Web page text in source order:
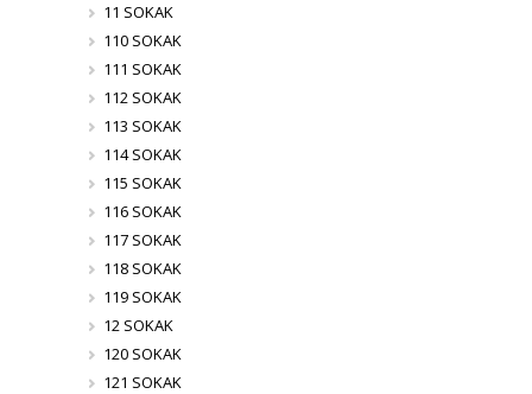
11 SOKAK
110 SOKAK
111 SOKAK
112 SOKAK
113 SOKAK
114 SOKAK
115 SOKAK
116 SOKAK
117 SOKAK
118 SOKAK
119 SOKAK
12 SOKAK
120 SOKAK
121 SOKAK